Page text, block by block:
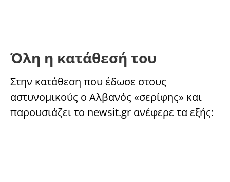
Όλη η κατάθεσή του
Στην κατάθεση που έδωσε στους
αστυνομικούς ο Αλβανός «σερίφης» και
παρουσιάζει το newsit.gr ανέφερε τα εξής: